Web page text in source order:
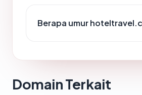
Berapa umur
Domain Terkait